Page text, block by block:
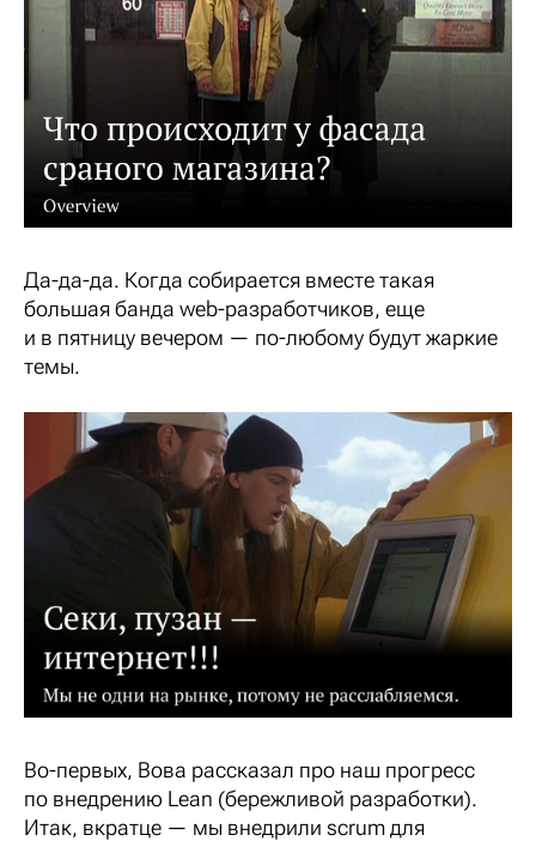
Да-да-да. Когда собирается вместе такая
большая банда web-разработчиков, еще
и в пятницу вечером — по-любому будут жаркие
темы.
Во-первых, Вова рассказал про наш прогресс
по внедрению Lean (бережливой разработки).
Итак, вкратце — мы внедрили scrum для